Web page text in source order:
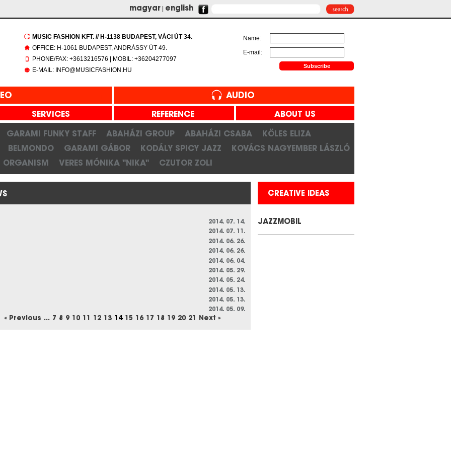
magyar english
MUSIC FASHION KFT. // H-1138 BUDAPEST, VÁCI ÚT 34.
OFFICE: H-1061 BUDAPEST, ANDRÁSSY ÚT 49.
PHONE/FAX: +3613216576 | MOBIL: +36204277097
E-MAIL: INFO@MUSICFASHION.HU
Name:
E-mail:
AUDIO
SERVICES REFERENCE ABOUT US
GARAMI FUNKY STAFF ABAHÁZI GROUP ABAHÁZI CSABA
KÖLES ELIZA
BELMONDO GARAMI GÁBOR KODÁLY SPICY JAZZ
KOVÁCS NAGYEMBER LÁSZLÓ
ORGANISM VERES MÓNIKA "NIKA" CZUTOR ZOLI
2014. 07. 14.
2014. 07. 11.
2014. 06. 26.
2014. 06. 26.
2014. 06. 04.
2014. 05. 29.
2014. 05. 24.
2014. 05. 13.
2014. 05. 13.
2014. 05. 09.
« Previous ... 7 8 9 10 11 12 13 14 15 16 17 18 19 20 21 Next »
CREATIVE IDEAS
JAZZMOBIL